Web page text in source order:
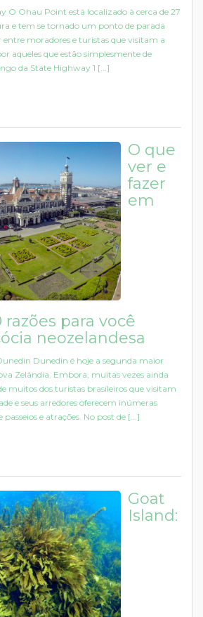
O Ohau Point está localizado à cerca de 27
e tem se tornado um ponto de parada
moradores e turistas que visitam a
aqueles que estão simplesmente de
da State Highway 1 [...]
O que
ver e
fazer
em
razões para você
neozelandesa
Dunedin é hoje a segunda maior
Zelândia. Embora, muitas vezes ainda
muitos dos turistas brasileiros que visitam
e seus arredores oferecem inúmeras
passeios e atrações. No post de [...]
Goat
Island: